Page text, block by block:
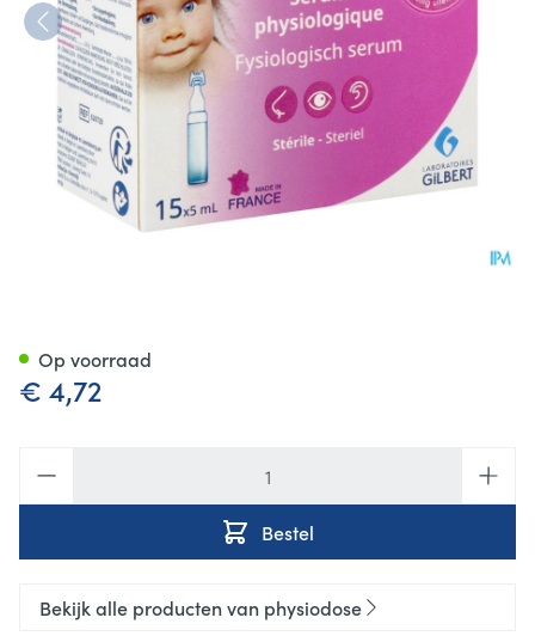
€ 4,72
Bestel
Op voorraad
Bekijk alle producten van physiodose